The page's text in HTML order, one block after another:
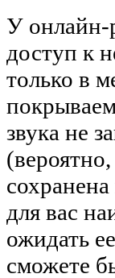
У онлайн-
доступ к
только в
звука не
для вас
ожидать
сможете